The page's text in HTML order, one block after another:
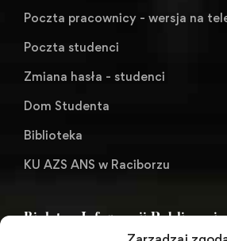
Poczta pracownicy - wersja na
Poczta studenci
Zmiana hasła - studenci
Dom Studenta
Biblioteka
KU AZS ANS w Raciborzu
Biuletyn Informacji Publicznej